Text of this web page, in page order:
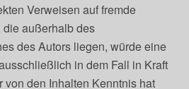
Verweisen auf fremde
die außerhalb des
des Autors liegen, würde eine
in dem Fall in Kraft
von den Inhalten Kenntnis hat